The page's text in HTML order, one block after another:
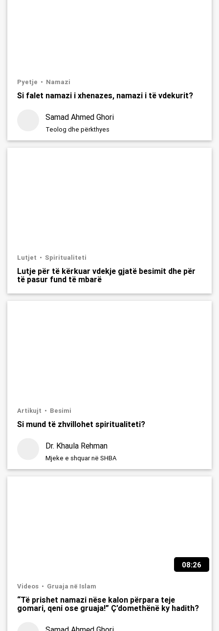
Pyetje Namazi
Si falet namazi i xhenazes, namazi i të vdekurit?
Samad Ahmed Ghori
Teolog dhe përkthyes
Lutjet Spiritualiteti
Lutje për të kërkuar vdekje gjatë besimit dhe për
të pasur fund të mbarë
Artikujt Besimi
Si mund të zhvillohet spiritualiteti?
Dr. Khaula Rehman
Mjeke e shquar në SHBA
08:26
Videos Gruaja në Islam
“Të prishet namazi nëse kalon përpara teje
gomari, qeni ose gruaja!” Ç’domethënë ky hadith?